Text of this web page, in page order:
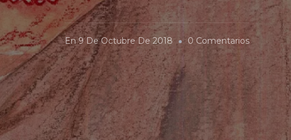
En9 De Octubre De 2018 0 ComentariosEn